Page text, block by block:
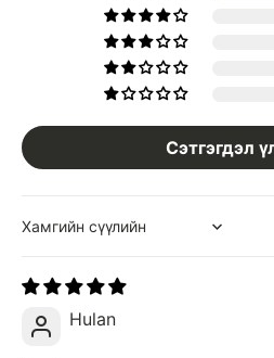
Сэтгэгдэл
Sort by
Hulan